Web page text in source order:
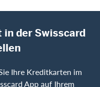
der Swisscard
Ihre Kreditkarten im
App auf Ihrem